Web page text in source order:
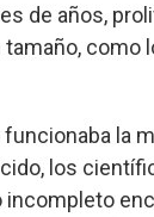
de años,
como
la
los
incompleto